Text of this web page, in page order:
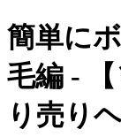
簡単に
毛編 -
り売り